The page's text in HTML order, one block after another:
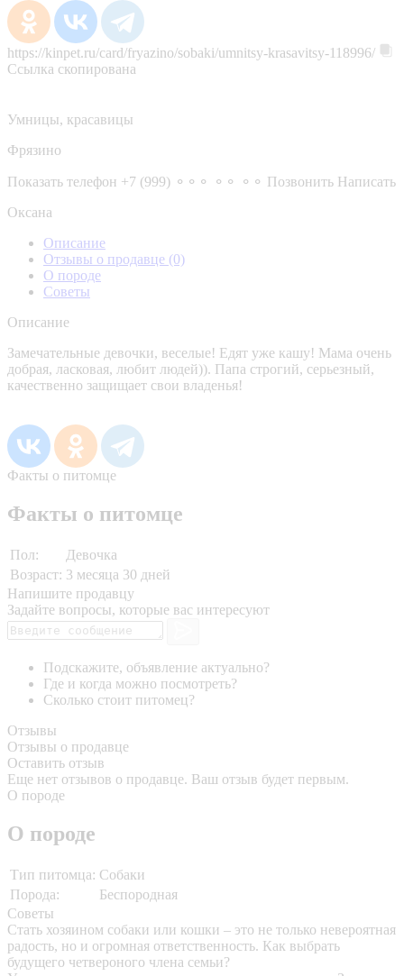
https://kinpet.ru/card/fryazino/sobaki/umnitsy-krasavitsy-118996/
Ссылка скопирована
Умницы, красавицы
Фрязино
Показать телефон +7 (999) ⚬⚬⚬ ⚬⚬ ⚬⚬ Позвонить Написать
Оксана
Описание
Отзывы о продавце (0)
О породе
Советы
Описание
Замечательные девочки, веселые! Едят уже кашу! Мама очень
добрая, ласковая, любит людей)). Папа строгий, серьезный,
качественно защищает свои владенья!
Факты о питомце
Факты о питомце
Пол:
Девочка
Возраст: 3 месяца 30 дней
Напишите продавцу
Задайте вопросы, которые вас интересуют
Подскажите, объявление актуально?
Где и когда можно посмотреть?
Сколько стоит питомец?
Отзывы
Отзывы о продавце
Оставить отзыв
Еще нет отзывов о продавце. Ваш отзыв будет первым.
О породе
О породе
Тип питомца: Собаки
Порода:
Беспородная
Советы
Стать хозяином собаки или кошки – это не только невероятная
радость, но и огромная ответственность. Как выбрать
будущего четвероного члена семьи?